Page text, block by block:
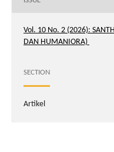
Vol. 10 No. 2 (2026):
DAN HUMANIORA)
SECTION
Artikel